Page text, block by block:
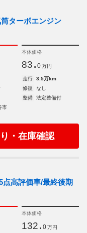
ターボエンジン
本体価格
83. 0 万円
走行
3.5万km
修復
なし
整備
法定整備付
市
・在庫確認
点高評価車/最終後期
本体価格
132. 0 万円